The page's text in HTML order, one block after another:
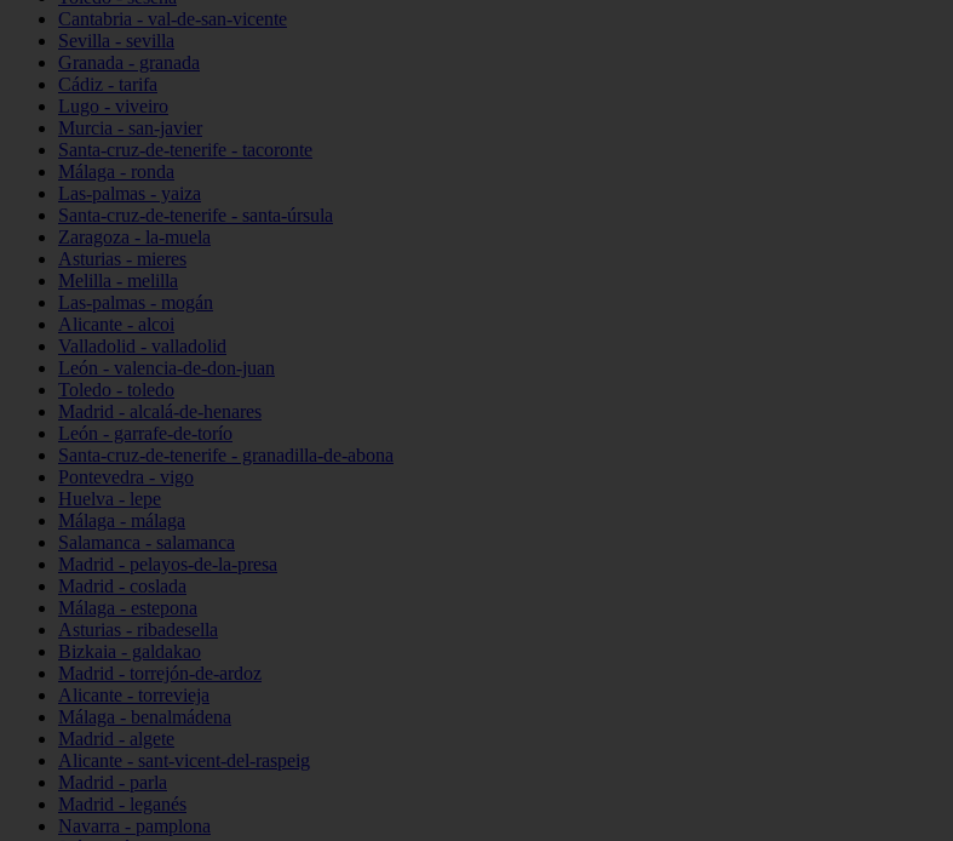
Cantabria - val-de-san-vicente
Sevilla - sevilla
Granada - granada
Cádiz - tarifa
Lugo - viveiro
Murcia - san-javier
Santa-cruz-de-tenerife - tacoronte
Málaga - ronda
Las-palmas - yaiza
Santa-cruz-de-tenerife - santa-úrsula
Zaragoza - la-muela
Asturias - mieres
Melilla - melilla
Las-palmas - mogán
Alicante - alcoi
Valladolid - valladolid
León - valencia-de-don-juan
Toledo - toledo
Madrid - alcalá-de-henares
León - garrafe-de-torío
Santa-cruz-de-tenerife - granadilla-de-abona
Pontevedra - vigo
Huelva - lepe
Málaga - málaga
Salamanca - salamanca
Madrid - pelayos-de-la-presa
Madrid - coslada
Málaga - estepona
Asturias - ribadesella
Bizkaia - galdakao
Madrid - torrejón-de-ardoz
Alicante - torrevieja
Málaga - benalmádena
Madrid - algete
Alicante - sant-vicent-del-raspeig
Madrid - parla
Madrid - leganés
Navarra - pamplona